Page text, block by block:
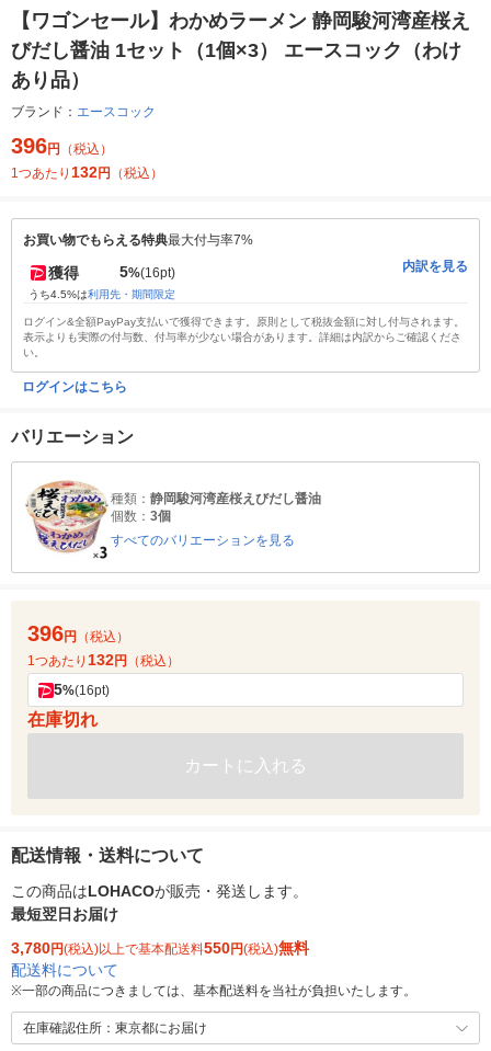
【ワゴンセール】わかめラーメン 静岡駿河湾産桜え
びだし醤油 1セット（1個×3） エースコック（わけ
あり品）
ブランド： エースコック
396円
（税込）
1つあたり 132円 （税込）
お買い物でもらえる特典最大付与率7%
獲得 5%(16pt)
うち4.5%は利用先・期間限定
内訳を見る
ログイン&全額PayPay支払いで獲得できます。原則として税抜金額に対し付与されます。
表示よりも実際の付与数、付与率が少ない場合があります。詳細は内訳からご確認くださ
い。
ログインはこちら
バリエーション
種類： 静岡駿河湾産桜えびだし醤油
個数： 3個
すべてのバリエーションを見る
396円
（税込）
1つあたり 132円 （税込）
5%(16pt)
在庫切れ
カートに入れる
配送情報・送料について
この商品はLOHACOが販売・発送します。
最短翌日お届け
3,780円(税込)以上で基本配送料550円(税込)無料
配送料について
※一部の商品につきましては、基本配送料を当社が負担いたします。
在庫確認住所：東京都にお届け